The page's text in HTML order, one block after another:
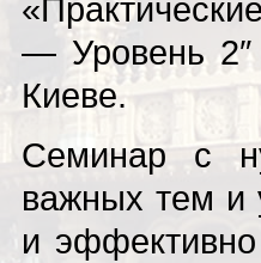
— Уровень 2″
Киеве.
Семинар с
важных тем и
и